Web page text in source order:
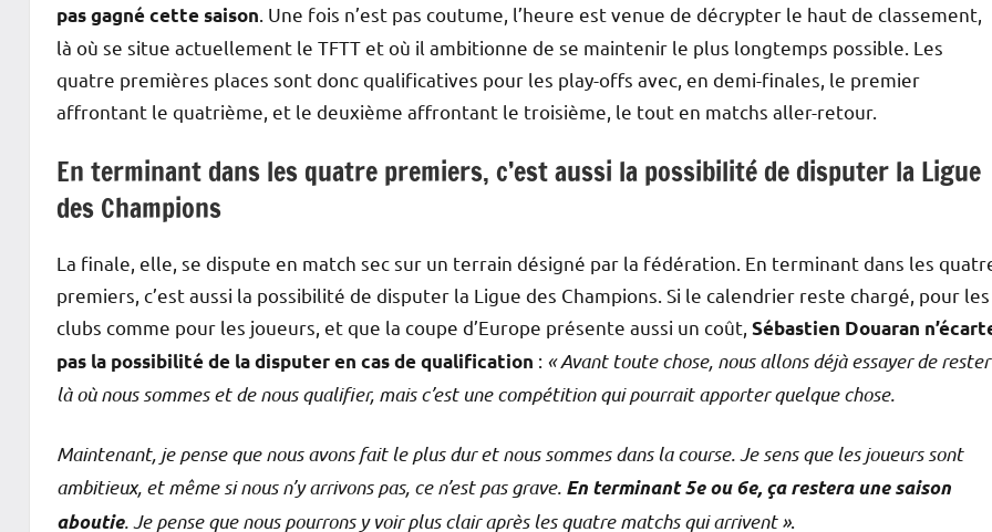
pas gagné cette saison . Une fois n’est pas coutume, l’heure est venue de décrypter le haut de classement,
là où se situe actuellement le TFTT et où il ambitionne de se maintenir le plus longtemps possible. Les
quatre premières places sont donc qualificatives pour les play-offs avec, en demi-finales, le premier
affrontant le quatrième, et le deuxième affrontant le troisième, le tout en matchs aller-retour.
En terminant dans les quatre premiers, c’est aussi la possibilité de disputer la Ligue
des Champions
La finale, elle, se dispute en match sec sur un terrain désigné par la fédération. En terminant dans les
premiers, c’est aussi la possibilité de disputer la Ligue des Champions. Si le calendrier reste chargé, pour les
clubs comme pour les joueurs, et que la coupe d’Europe présente aussi un coût, Sébastien Douaran
pas la possibilité de la disputer en cas de qualification : « Avant toute chose, nous allons déjà essayer de rester
là où nous sommes et de nous qualifier, mais c’est une compétition qui pourrait apporter quelque chose.
Maintenant, je pense que nous avons fait le plus dur et nous sommes dans la course. Je sens que les joueurs sont
ambitieux, et même si nous n’y arrivons pas, ce n’est pas grave. En terminant 5e ou 6e, ça restera une saison
aboutie. Je pense que nous pourrons y voir plus clair après les quatre matchs qui arrivent ».